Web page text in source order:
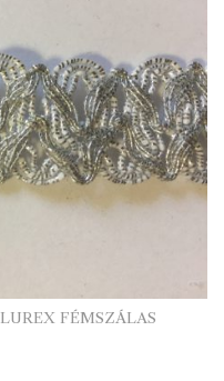
LUREX FÉMSZÁLAS